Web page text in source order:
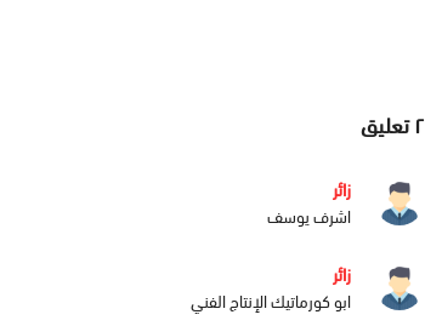
٢تعليق
زائر
اشرف يوسف
زائر
ابو كورماتيك الإنتاج الفني